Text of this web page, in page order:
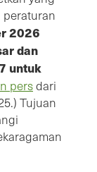
peraturan
2026
dan
untuk
persdari
Tujuan